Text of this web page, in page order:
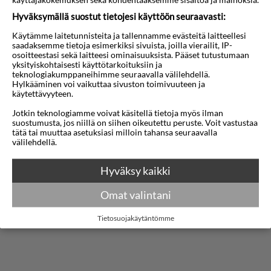
modernin mukavuuden yhdistelmään kaupungin
sydämessä. Kauniisti restauroidussa
perintörakennuksessa sijaitseva hotelli tarjoaa
rauhallisen pakopaikan vain muutaman askeleen
päässä paikallisista nähtävyyksistä, kaupoista ja
vilkkaista ruokailuvaihtoehdoista. Vieraiden
vastaanottaa tyylikkäät sisustukset,
huomaavainen palvelu ja lämmin, kutsuva
tunnelma heti saapumisen hetkestä alkaen.
Hotellissa on monenlaisia tyylikkäitä huoneita ja
sviittejä, jotka on huolellisesti suunniteltu
nykyaikaisilla huonekaluilla ja klassisilla
yksityiskohdilla. Kaikissa majoituksissa on
Näytä lisää
Hyväksymällä suostut tietojesi käyttöön seuraavasti:
Käytämme laitetunnisteita ja tallennamme evästeitä laitteellesi
saadaksemme tietoja esimerkiksi sivuista, joilla vierailit, IP-
osoitteestasi sekä laitteesi ominaisuuksista. Pääset tutustumaan
yksityiskohtaisesti käyttötarkoituksiin ja
teknologiakumppaneihimme seuraavalla välilehdellä.
Hylkääminen voi vaikuttaa sivuston toimivuuteen ja
käytettävyyteen.
Jotkin teknologiamme voivat käsitellä tietoja myös ilman
suostumusta, jos niillä on siihen oikeutettu peruste. Voit vastustaa
tätä tai muuttaa asetuksiasi milloin tahansa seuraavalla
välilehdellä.
Hyväksy kaikki
Omat valintani
Tietosuojakäytäntömme